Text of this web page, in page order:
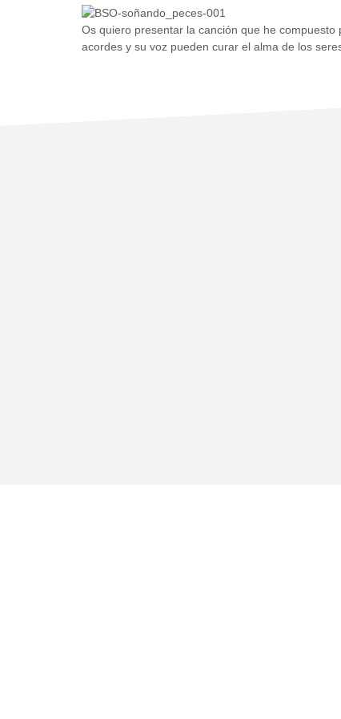
Os quiero presentar la canción que he
acordes y su voz pueden curar el alma de los